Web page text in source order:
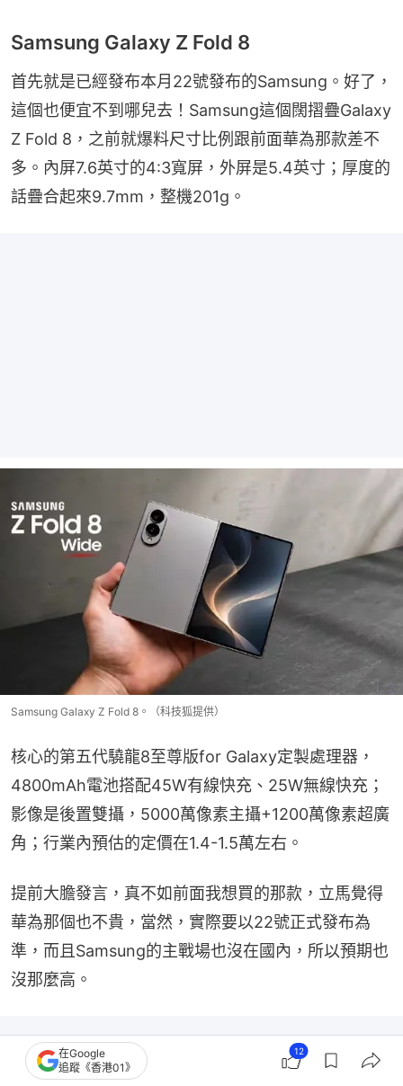
Samsung Galaxy Z Fold 8
首先就是已經發布本月22號發布的Samsung。好了，
這個也便宜不到哪兒去！Samsung這個闊摺疊Galaxy
Z Fold 8，之前就爆料尺寸比例跟前面華為那款差不
多。內屏7.6英寸的4:3寬屏，外屏是5.4英寸；厚度的
話疊合起來9.7mm，整機201g。
Samsung Galaxy Z Fold 8。（科技狐提供）
核心的第五代驍龍8至尊版for Galaxy定製處理器，
4800mAh電池搭配45W有線快充、25W無線快充；
影像是後置雙攝，5000萬像素主攝+1200萬像素超廣
角；行業內預估的定價在1.4-1.5萬左右。
提前大膽發言，真不如前面我想買的那款，立馬覺得
華為那個也不貴，當然，實際要以22號正式發布為
準，而且Samsung的主戰場也沒在國內，所以預期也
沒那麼高。
在Google
追蹤《香港01》
12